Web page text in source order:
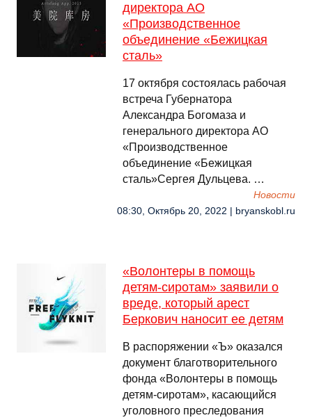
директора АО
«Производственное
объединение «Бежицкая
сталь»
17 октября состоялась рабочая
встреча Губернатора
Александра Богомаза и
генерального директора АО
«Производственное
объединение «Бежицкая
сталь»Сергея Дульцева. …
Новости
08:30, Октябрь 20, 2022 | bryanskobl.ru
«Волонтеры в помощь
детям-сиротам» заявили о
вреде, который арест
Беркович наносит ее детям
В распоряжении «Ъ» оказался
документ благотворительного
фонда «Волонтеры в помощь
детям-сиротам», касающийся
уголовного преследования